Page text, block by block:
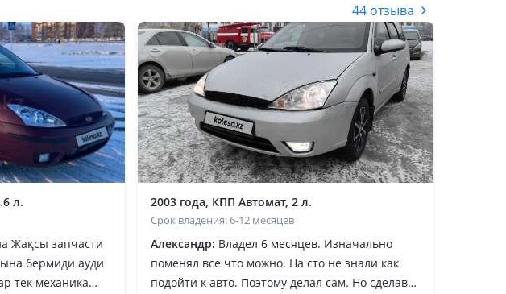
44 отзыва
л.
Жақсы запчасти
бермиди ауди
тек механика
2003 года, КПП Автомат, 2 л.
Срок владения: 6-12 месяцев
Александр: Владел 6 месяцев. Изначально
поменял все что можно. На сто не знали как
подойти к авто. Поэтому делал сам. Но сделав